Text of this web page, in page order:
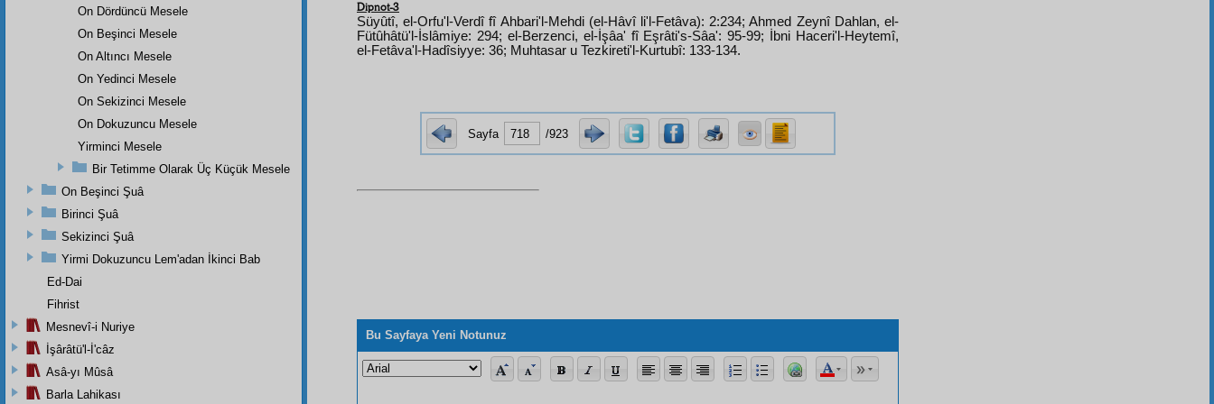
Dipnot-3
Süyûtî, el-Orfu'l-Verdî fî Ahbari'l-Mehdi (el-Hâvî li'l-Fetâva): 2:234; Ahmed Zeynî Dahlan, el-
Fütûhâtü'l-İslâmiye: 294; el-Berzenci, el-İşâa' fî Eşrâti's-Sâa': 95-99; İbni Haceri'l-Heytemî,
el-Fetâva'l-Hadîsiyye: 36; Muhtasar u Tezkireti'l-Kurtubî: 133-134.
Sayfa /923
Bu Sayfaya Yeni Notunuz
On Dördüncü Mesele
On Beşinci Mesele
On Altıncı Mesele
On Yedinci Mesele
On Sekizinci Mesele
On Dokuzuncu Mesele
Yirminci Mesele
Bir Tetimme Olarak Üç Küçük Mesele
On Beşinci Şuâ
Birinci Şuâ
Sekizinci Şuâ
Yirmi Dokuzuncu Lem'adan İkinci Bab
Ed-Dai
Fihrist
Mesnevî-i Nuriye
İşârâtü'l-İ'câz
Asâ-yı Mûsâ
Barla Lahikası